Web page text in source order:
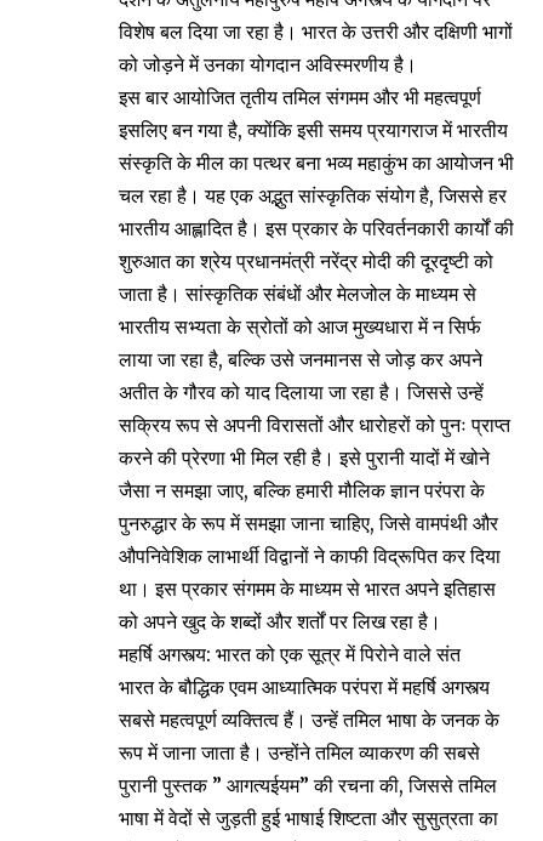
विशेष बल दिया जा रहा है। भारत के उत्तरी और दक्षिणी भागों
को जोड़ने में उनका योगदान अविस्मरणीय है।
इस बार आयोजित तृतीय तमिल संगमम और भी महत्वपूर्ण
इसलिए बन गया है, क्योंकि इसी समय प्रयागराज में भारतीय
संस्कृति के मील का पत्थर बना भव्य महाकुंभ का आयोजन भी
चल रहा है। यह एक अद्भुत सांस्कृतिक संयोग है, जिससे हर
भारतीय आह्लादित है। इस प्रकार के परिवर्तनकारी कार्यों की
शुरुआत का श्रेय प्रधानमंत्री नरेंद्र मोदी की दूरदृष्टी को
जाता है। सांस्कृतिक संबंधों और मेलजोल के माध्यम से
भारतीय सभ्यता के स्रोतों को आज मुख्यधारा में न सिर्फ
लाया जा रहा है, बल्कि उसे जनमानस से जोड़ कर अपने
अतीत के गौरव को याद दिलाया जा रहा है। जिससे उन्हें
सक्रिय रूप से अपनी विरासतों और धारोहरों को पुनः प्राप्त
करने की प्रेरणा भी मिल रही है। इसे पुरानी यादों में खोने
जैसा न समझा जाए, बल्कि हमारी मौलिक ज्ञान परंपरा के
पुनरुद्धार के रूप में समझा जाना चाहिए, जिसे वामपंथी और
औपनिवेशिक लाभार्थी विद्वानों ने काफी विद्रूपित कर दिया
था। इस प्रकार संगमम के माध्यम से भारत अपने इतिहास
को अपने खुद के शब्दों और शर्तों पर लिख रहा है।
महर्षि अगस्त्य: भारत को एक सूत्र में पिरोने वाले संत
भारत के बौद्धिक एवम आध्यात्मिक परंपरा में महर्षि अगस्त्य
सबसे महत्वपूर्ण व्यक्तित्व हैं। उन्हें तमिल भाषा के जनक के
रूप में जाना जाता है। उन्होंने तमिल व्याकरण की सबसे
पुरानी पुस्तक ” आगत्यईयम” की रचना की, जिससे तमिल
भाषा में वेदों से जुड़ती हुई भाषाई शिष्टता और सुसुत्रता का